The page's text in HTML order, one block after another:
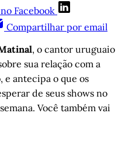
Facebook
Compartilhar por email
, o cantor uruguaio
sua relação com a
e antecipa o que os
de seus shows no
Você também vai